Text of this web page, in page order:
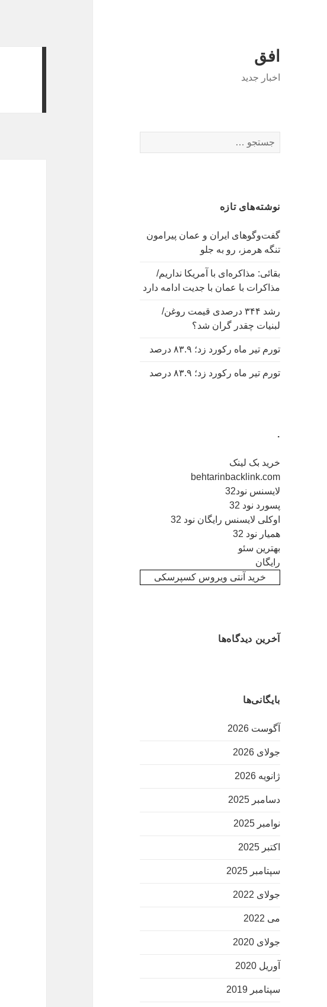
افق
اخبار جدید
برای:
نوشته‌های تازه
گفت‌وگوهای ایران و عمان پیرامون
تنگه هرمز، رو به جلو
بقائی: مذاکره‌ای با آمریکا نداریم/
مذاکرات با عمان با جدیت ادامه دارد
رشد ۳۴۴ درصدی قیمت روغن/
لبنیات چقدر گران شد؟
تورم تیر ماه رکورد زد؛ ۸۳.۹ درصد
تورم تیر ماه رکورد زد؛ ۸۳.۹ درصد
.
خرید بک لینک
behtarinbacklink.com
لایسنس نود32
پسورد نود 32
اوکلی لایسنس رایگان نود 32
همیار نود 32
بهترین سئو
رایگان
خرید آنتی ویروس کسپرسکی
آخرین دیدگاه‌ها
بایگانی‌ها
آگوست 2026
جولای 2026
ژانویه 2026
دسامبر 2025
نوامبر 2025
اکتبر 2025
سپتامبر 2025
جولای 2022
می 2022
جولای 2020
آوریل 2020
سپتامبر 2019